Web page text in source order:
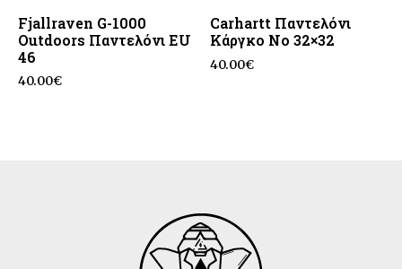
Fjallraven G-1000
Outdoors Παντελόνι EU
46
40.00€
Carhartt Παντελόνι
Κάργκο No 32×32
40.00€